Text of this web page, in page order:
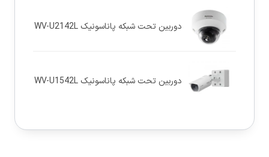
دوربین تحت شبکه پاناسونيک WV-U2142L
دوربین تحت شبکه پاناسونيک WV-U1542L